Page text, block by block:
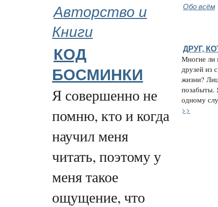
Авторство и
Книги
Обо всём
КОД
БОСМИНКИ
Я совершенно не
помню, кто и когда
научил меня
читать, поэтому у
меня такое
ощущение, что
ДРУГ,
Многие ли
друзей из
жизни?
позабыты.
одному
>>